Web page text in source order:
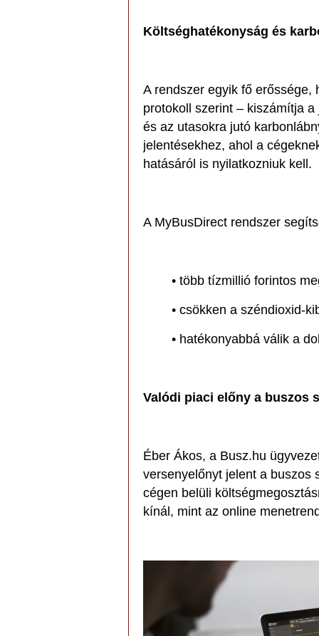
Költséghatékonyság és
A rendszer egyik fő erőssége,
protokoll szerint – kiszámítja
és az utasokra jutó
jelentésekhez, ahol a
hatásáról is nyilatkozniuk kell.
A MyBusDirect rendszer
• több tízmillió forintos
• csökken a széndioxid-
• hatékonyabbá válik a
Valódi piaci előny a buszos
Éber Ákos, a Busz.hu
versenyelőnyt jelent a buszos
cégen belüli
kínál, mint az online